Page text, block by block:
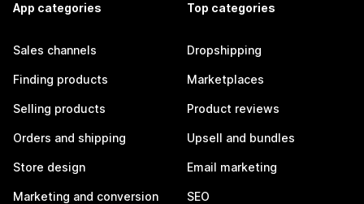
App categories
Sales channels
Finding products
Selling products
Orders and shipping
Store design
Marketing and conversion
Top categories
Dropshipping
Marketplaces
Product reviews
Upsell and bundles
Email marketing
SEO